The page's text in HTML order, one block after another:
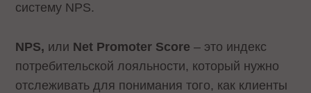
систему NPS.
NPS, или Net Promoter Score – это индекс
потребительской лояльности, который нужно
отслеживать для понимания того, как клиенты